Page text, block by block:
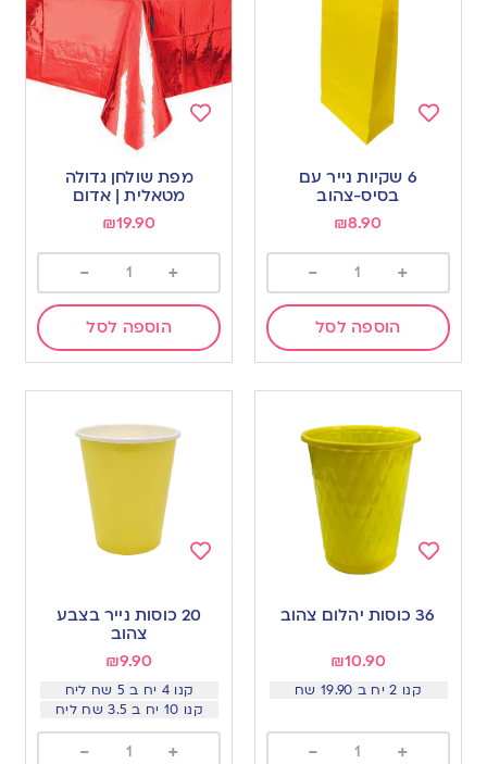
wishlist
6 שקיות נייר עם
בסיס-צהוב
₪8.90
+
-
הוספה לסל
wishlist
מפת שולחן גדולה
מטאלית | אדום
₪19.90
+
-
הוספה לסל
36 כוסות יהלום צהוב
₪10.90
קנו 2 יח ב 19.90 שח
+
-
20 כוסות נייר בצבע
צהוב
₪9.90
קנו 4 יח ב 5 שח ליח
קנו 10 יח ב 3.5 שח ליח
+
-